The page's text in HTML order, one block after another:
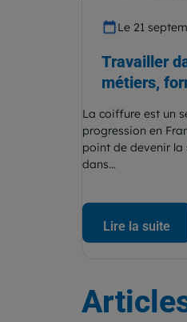
Le 21
Travailler
métiers,
La coiffure est un
progression en
point de devenir
dans...
Lire la suite